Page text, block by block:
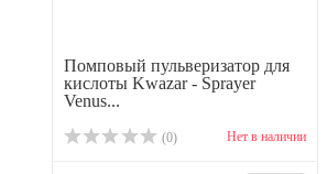
Помповый пульверизатор для
кислоты Kwazar - Sprayer
Venus...
(0) Нет в наличии